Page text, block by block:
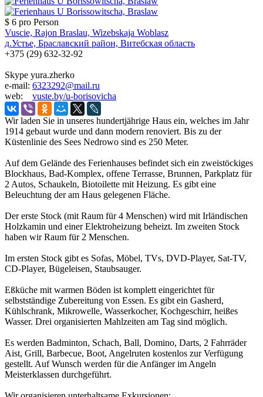
$ 6 pro Person
Vuscie, Rajon Braslau, Wizebskaja Woblasz
д.Устье, Браславский район, Витебская область
+375 (29) 632-32-92
Skype yura.zherko
e-mail: 6323292@mail.ru
web: vuste.by/u-borisovicha
Wir laden Sie in unseres hundertjährige Haus ein, welches im Jahr
1914 gebaut wurde und dann modern renoviert. Bis zu der
Küstenlinie des Sees Nedrowo sind es 250 Meter.
Auf dem Gelände des Ferienhauses befindet sich ein zweistöckiges
Blockhaus, Bad-Komplex, offene Terrasse, Brunnen, Parkplatz für
2 Autos, Schaukeln, Biotoilette mit Heizung. Es gibt eine
Beleuchtung der am Haus gelegenen Fläche.
Der erste Stock (mit Raum für 4 Menschen) wird mit Irländischen
Holzkamin und einer Elektroheizung beheizt. Im zweiten Stock
haben wir Raum für 2 Menschen.
Im ersten Stock gibt es Sofas, Möbel, TVs, DVD-Player, Sat-TV,
CD-Player, Bügeleisen, Staubsauger.
Eßküche mit warmen Böden ist komplett eingerichtet für
selbstständige Zubereitung von Essen. Es gibt ein Gasherd,
Kühlschrank, Mikrowelle, Wasserkocher, Kochgeschirr, heißes
Wasser. Drei organisierten Mahlzeiten am Tag sind möglich.
Es werden Badminton, Schach, Ball, Domino, Darts, 2 Fahrräder
Aist, Grill, Barbecue, Boot, Angelruten kostenlos zur Verfügung
gestellt. Auf Wunsch werden für die Anfänger im Angeln
Meisterklassen durchgeführt.